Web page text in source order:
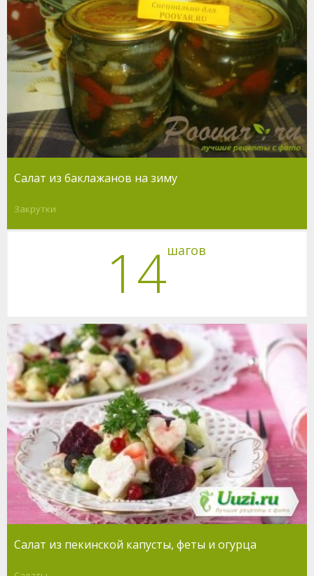
Салат из баклажанов на зиму
Закрутки
14шагов
Салат из пекинской капусты, феты и огурца